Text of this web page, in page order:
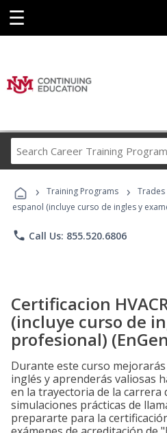
☰
Career
› Training Programs › Trades
espanol (incluye curso de ingles y
phone Call Us: 855.520.6806
Certificacion
(incluye curso de
profesional)
Durante este curso
inglés y aprenderás valiosas
en la trayectoria de la carrera
simulaciones prácticas de
prepararte para la